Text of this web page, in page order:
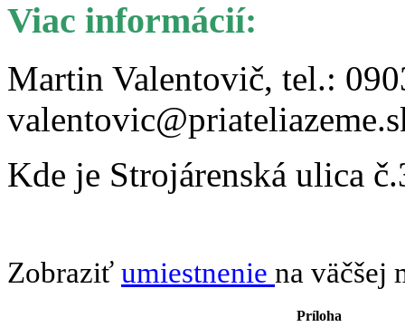
Viac informácií:
Martin Valentovič, tel.:
Kde je Strojárenská ulica
Zobraziť umiestnenie na väčšej
Príloha